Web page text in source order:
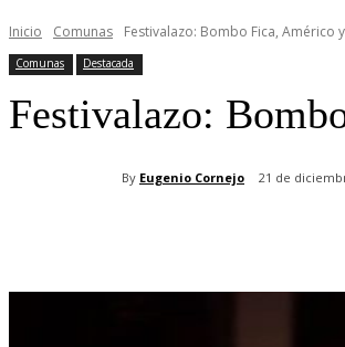
Inicio Comunas Festivalazo: Bombo Fica, Américo
Comunas Destacada
Festivalazo:
By Eugenio Cornejo 21 de